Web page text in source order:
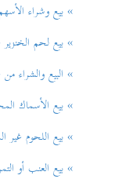
» بيع وشراء
» بيع لحم الخنزير
» البيع والشراء من
» بيع الأسماك
» بيع اللحوم غير
» بيع العنب أو